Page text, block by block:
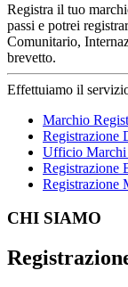
Registra il tuo
passi e potrei
Comunitario,
brevetto.
Effettuiamo il
Marchio
Registrazione
Ufficio Marchi
Registrazione
Registrazione
Footer
CHI SIAMO